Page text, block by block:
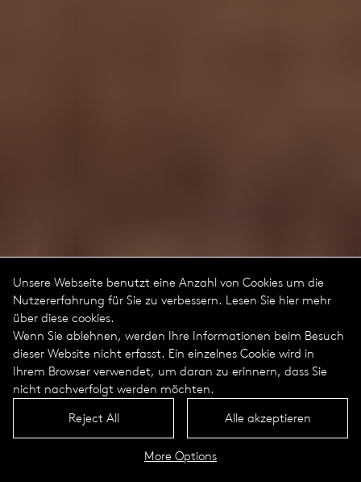
Aeto Portrait
Unsere Webseite benutzt eine Anzahl von Cookies um die
Nutzererfahrung für Sie zu verbessern. Lesen Sie hier mehr
über diese cookies.
Wenn Sie ablehnen, werden Ihre Informationen beim Besuch
dieser Website nicht erfasst. Ein einzelnes Cookie wird in
Ihrem Browser verwendet, um daran zu erinnern, dass Sie
nicht nachverfolgt werden möchten.
Reject All
Alle akzeptieren
More Options